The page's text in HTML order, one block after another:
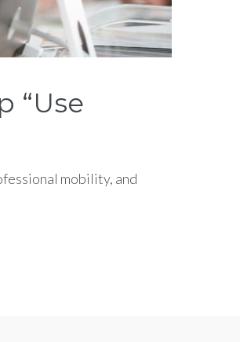
“Use
mobility, and